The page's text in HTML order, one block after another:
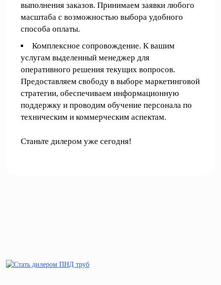
выполнения заказов. Принимаем заявки любого
масштаба с возможностью выбора удобного
способа оплаты.
Комплексное сопровождение. К вашим
услугам выделенный менеджер для
оперативного решения текущих вопросов.
Предоставляем свободу в выборе маркетинговой
стратегии, обеспечиваем информационную
поддержку и проводим обучение персонала по
техническим и коммерческим аспектам.
Станьте дилером уже сегодня!